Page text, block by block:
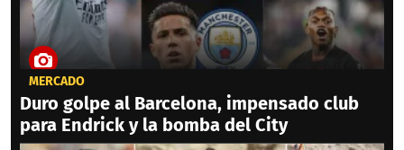
MERCADO
Duro golpe al Barcelona, impensado club
para Endrick y la bomba del City